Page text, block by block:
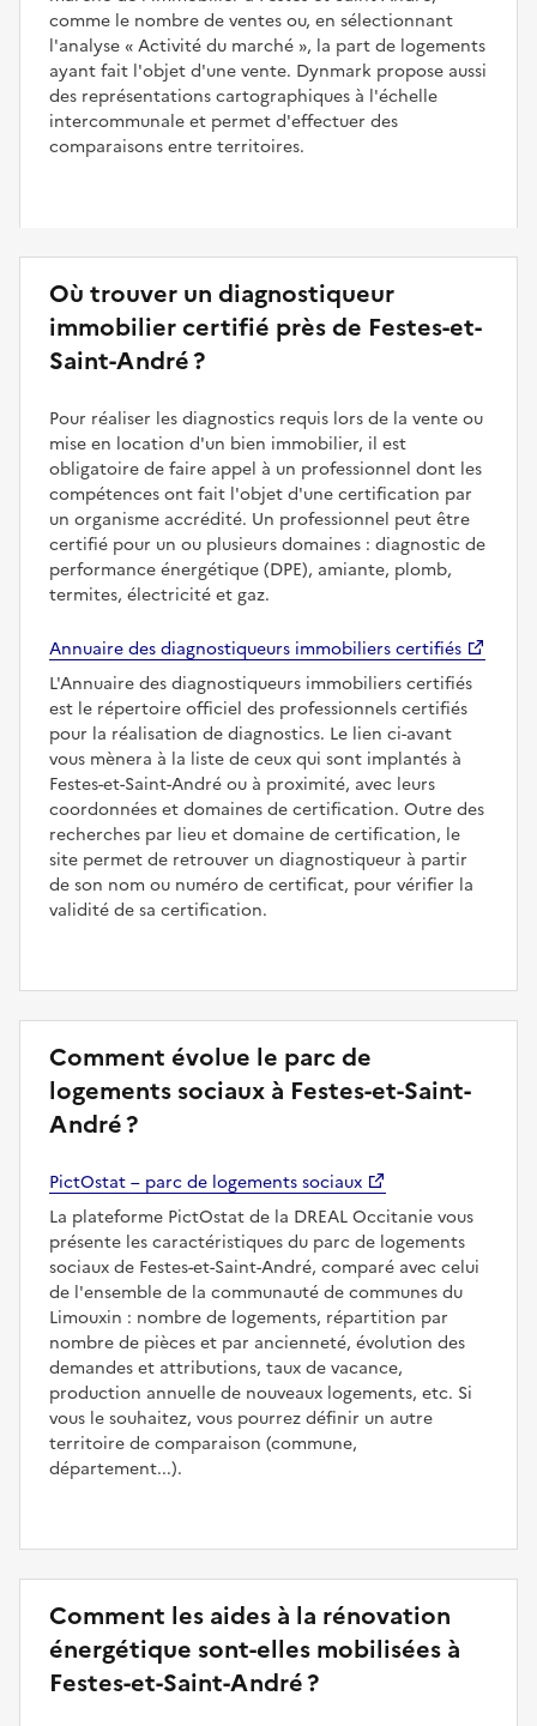
comme le nombre de ventes ou, en sélectionnant
l'analyse
Activité du marché , la part de logements
ayant fait l'objet d'une vente. Dynmark propose aussi
des représentations cartographiques à l'échelle
intercommunale et permet d'effectuer des
comparaisons entre territoires.
Où trouver un diagnostiqueur
immobilier certifié près de Festes-et-
Saint-André ?
Pour réaliser les diagnostics requis lors de la vente ou
mise en location d'un bien immobilier, il est
obligatoire de faire appel à un professionnel dont les
compétences ont fait l'objet d'une certification par
un organisme accrédité. Un professionnel peut être
certifié pour un ou plusieurs domaines : diagnostic de
performance énergétique (DPE), amiante, plomb,
termites, électricité et gaz.
Annuaire des diagnostiqueurs immobiliers certifiés
L'Annuaire des diagnostiqueurs immobiliers certifiés
est le répertoire officiel des professionnels certifiés
pour la réalisation de diagnostics. Le lien ci-avant
vous mènera à la liste de ceux qui sont implantés à
Festes-et-Saint-André ou à proximité, avec leurs
coordonnées et domaines de certification. Outre des
recherches par lieu et domaine de certification, le
site permet de retrouver un diagnostiqueur à partir
de son nom ou numéro de certificat, pour vérifier la
validité de sa certification.
Comment évolue le parc de
logements sociaux à Festes-et-Saint-
André ?
PictOstat – parc de logements sociaux
La plateforme PictOstat de la DREAL Occitanie vous
présente les caractéristiques du parc de logements
sociaux de Festes-et-Saint-André, comparé avec celui
de l'ensemble de la communauté de communes du
Limouxin : nombre de logements, répartition par
nombre de pièces et par ancienneté, évolution des
demandes et attributions, taux de vacance,
production annuelle de nouveaux logements, etc. Si
vous le souhaitez, vous pourrez définir un autre
territoire de comparaison (commune,
département...).
Comment les aides à la rénovation
énergétique sont-elles mobilisées à
Festes-et-Saint-André ?